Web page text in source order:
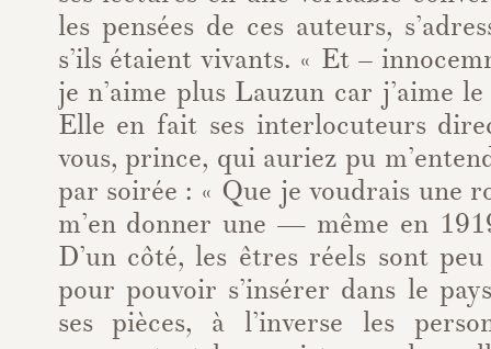
les pensées de ces auteurs,
s’ils étaient vivants. « Et –
je n’aime plus Lauzun car j’aime
Elle en fait ses interlocuteurs
vous, prince, qui auriez pu
par soirée : « Que je voudrais une
m’en donner une — même en
D’un côté, les êtres réels sont
pour pouvoir s’insérer dans le
ses pièces, à l’inverse les